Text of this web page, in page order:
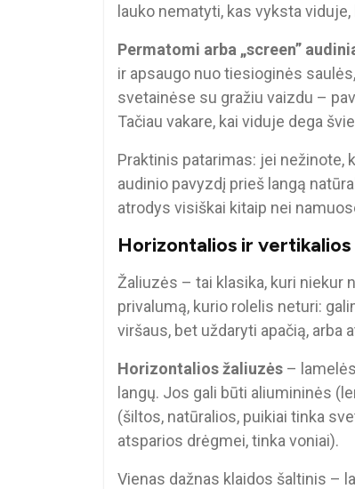
lauko nematyti, kas vyksta
Permatomi arba „screen”
ir apsaugo nuo tiesioginės
svetainėse su gražiu vaizdu –
Tačiau vakare, kai viduje dega
Praktinis patarimas: jei nežinote,
audinio pavyzdį prieš langą
atrodys visiškai kitaip nei
Horizontalios ir
Žaliuzės – tai klasika, kuri niekur
privalumą, kurio rolelis neturi:
viršaus, bet uždaryti apačią, arba
Horizontalios žaliuzės –
langų. Jos gali būti aliumininės
(šiltos, natūralios, puikiai tinka
atsparios drėgmei, tinka voniai).
Vienas dažnas klaidos šaltinis –